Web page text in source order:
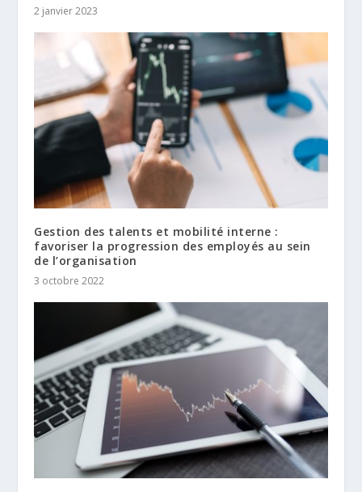
2 janvier 2023
Gestion des talents et mobilité interne :
favoriser la progression des employés au sein
de l’organisation
3 octobre 2022